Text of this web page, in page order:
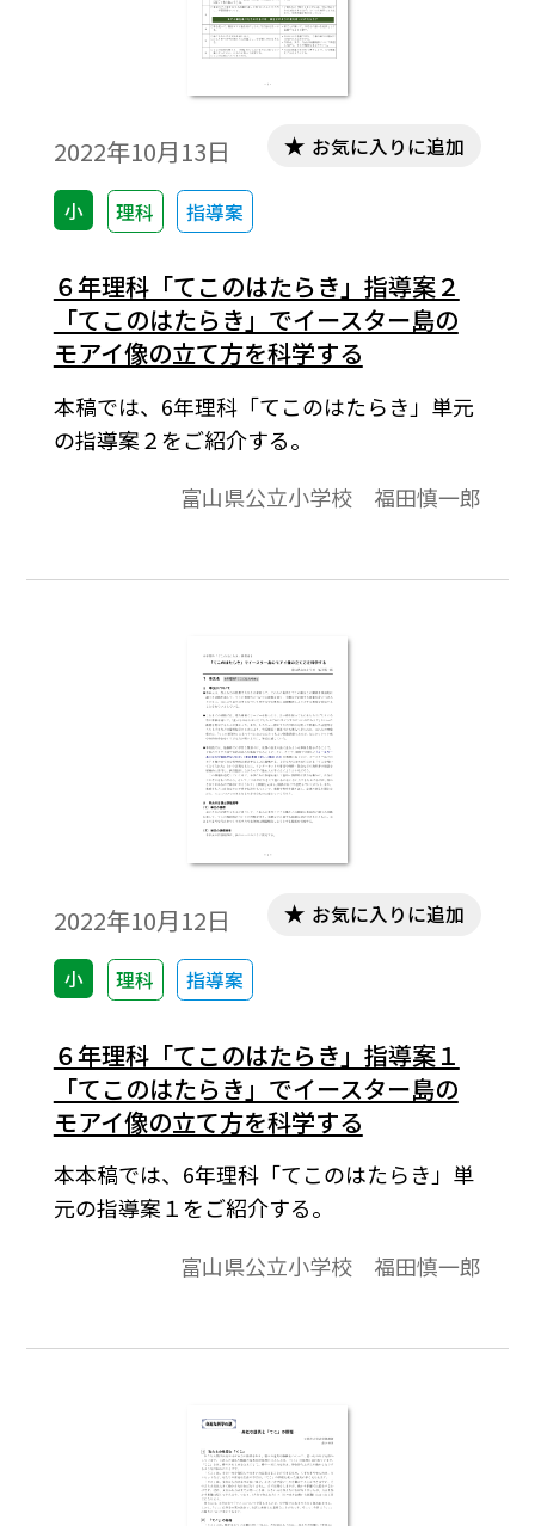
2022年10月13日
小 理科 指導案
お気に入りに追加
６年理科「てこのはたらき」指導案２
「てこのはたらき」でイースター島の
モアイ像の立て方を科学する
本稿では、6年理科「てこのはたらき」単元
の指導案２をご紹介する。
富山県公立小学校 福田慎一郎
2022年10月12日
小 理科 指導案
お気に入りに追加
６年理科「てこのはたらき」指導案１
「てこのはたらき」でイースター島の
モアイ像の立て方を科学する
本本稿では、6年理科「てこのはたらき」単
元の指導案１をご紹介する。
富山県公立小学校 福田慎一郎